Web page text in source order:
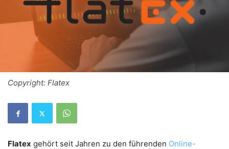
Copyright: Flatex
Flatex gehört seit Jahren zu den führenden Online-